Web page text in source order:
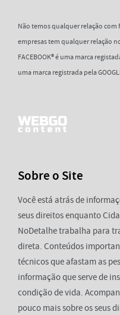
Não temos qualquer relação
empresas tem qualquer relação
FACEBOOK® é uma marca
uma marca registrada pela
Sobre o Site
Você está atrás de
seus direitos enquanto
NoDetalhe trabalha para
direta. Conteúdos
técnicos que afastam as
informação que serve de
condição de vida.
pouco mais sobre os seus